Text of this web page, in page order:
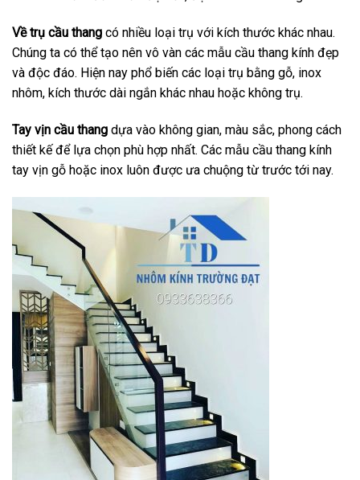
Về trụ cầu thang có nhiều loại trụ với kích thước khác nhau.
Chúng ta có thể tạo nên vô vàn các mẫu cầu thang kính đẹp
và độc đáo. Hiện nay phổ biến các loại trụ bằng gỗ, inox
nhôm, kích thước dài ngắn khác nhau hoặc không trụ.
Tay vịn cầu thang dựa vào không gian, màu sắc, phong cách
thiết kế để lựa chọn phù hợp nhất. Các mẫu cầu thang kính
tay vịn gỗ hoặc inox luôn được ưa chuộng từ trước tới nay.